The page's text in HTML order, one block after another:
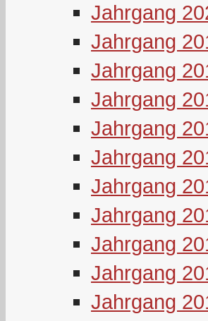
Jahrgang
Jahrgang
Jahrgang
Jahrgang
Jahrgang
Jahrgang
Jahrgang
Jahrgang
Jahrgang
Jahrgang
Jahrgang